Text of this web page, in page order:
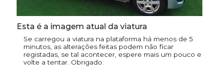
Esta é a imagem atual da viatura
Se carregou a viatura na plataforma há menos de 5
minutos, as alterações feitas podem não ficar
registadas, se tal acontecer, espere mais um pouco e
volte a tentar. Obrigado.